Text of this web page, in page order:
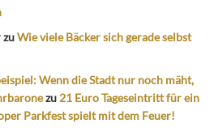
zuWie viele Bäcker sich gerade selbst
Wenn die Stadt nur noch mäht,
zu 21 Euro Tageseintritt für ein
Parkfest spielt mit dem Feuer!